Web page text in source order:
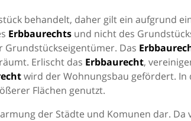
behandelt, daher gilt ein aufgrund
Erbbaurechts und nicht des
Grundstückseigentümer. Das
Erlischt das Erbbaurecht,
wird der Wohnungsbau gefördert. In
Flächen genutzt.
der Städte und Komunen dar. Da